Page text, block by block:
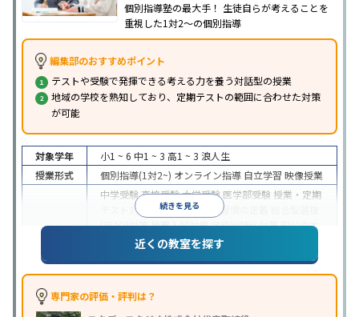
個別指導塾の最大手！ 生徒自らが考えることを
重視した1対2〜の個別指導
編集部のおすすめポイント
テストや受験で発揮できる考える力を養う対話型の授業
地域の学校を熟知しており、定期テストの範囲に合わせた対策
が可能
続きを見る
対象学年 小1 ~ 6 中1 ~ 3 高1 ~ 3 浪人生
授業形式
個別指導(1対2~) オンライン指導 自立学習 映像授業
中学受験高校受験大学受験 医学部受験 授業・定期
テスト対策
内申点対策 学習習慣の定着
(旧AO)対策推薦入試対策学校別特化対策国公立大
私大対策共通テスト対策
英語・英会話特化
中高一貫校生に対応
の振替可能 不登校生に対応
近くの教室を探す
専門家の評価・評判は？